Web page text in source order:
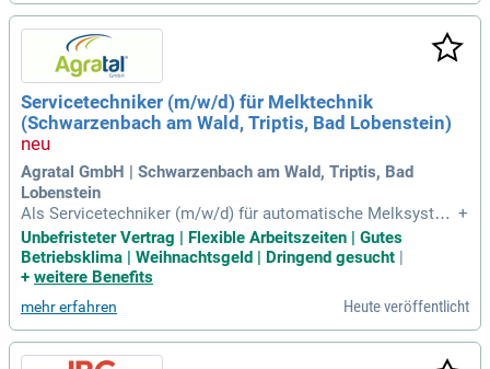
Servicetechniker (m/w/d) für Melktechnik
(Schwarzenbach am Wald, Triptis, Bad Lobenstein)
Agratal GmbH | Schwarzenbach am Wald, Triptis, Bad
Lobenstein
Als Servicetechniker (m/w/d) für automatische Melksystem
e bist Du direkt vor Ort in landwirtschaftlichen Betrieben im
Einsatz – dort, wo moderne Technik und tägliche Praxis auf
einandertreffen.
+
Unbefristeter Vertrag | Flexible Arbeitszeiten | Gutes
Betriebsklima | Weihnachtsgeld | Dringend gesucht |
+ weitere Benefits
mehr erfahren Heute veröffentlicht